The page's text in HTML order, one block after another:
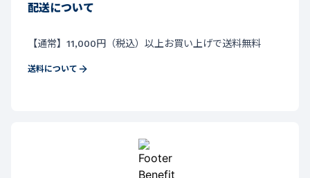
配送について
【通常】11,000円（税込）以上お買い上げで送料無料
送料について